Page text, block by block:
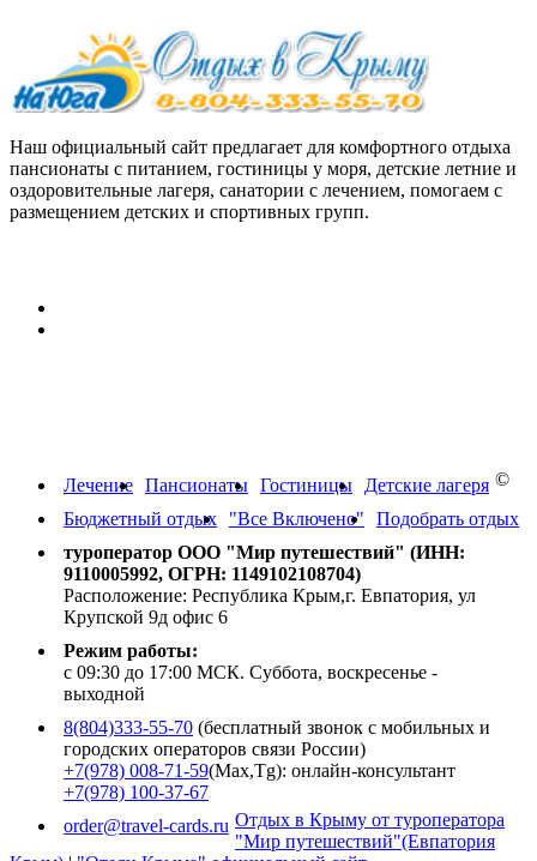
Наш официальный сайт предлагает для комфортного отдыха
пансионаты с питанием, гостиницы у моря, детские летние и
оздоровительные лагеря, санатории с лечением, помогаем с
размещением детских и спортивных групп.
Лечение Пансионаты Гостиницы
Детские лагеря
Бюджетный отдых
"Все Включено"
Подобрать отдых
туроператор ООО "Мир путешествий" (ИНН:
9110005992, ОГРН: 1149102108704)
Расположение: Республика Крым,г. Евпатория, ул
Крупской 9д офис 6
Режим работы:
с 09:30 до 17:00 МСК. Суббота, воскресенье -
выходной
8(804)333-55-70 (бесплатный звонок с мобильных и
городских операторов связи России)
+7(978) 008-71-59(Max,Tg): онлайн-консультант
+7(978) 100-37-67
order@travel-cards.ru
©
Отдых в Крыму от туроператора
"Мир путешествий"(Евпатория